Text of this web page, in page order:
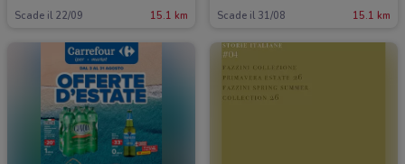
Scade il 22/09 15.1 km Scade il 31/08 15.1 km